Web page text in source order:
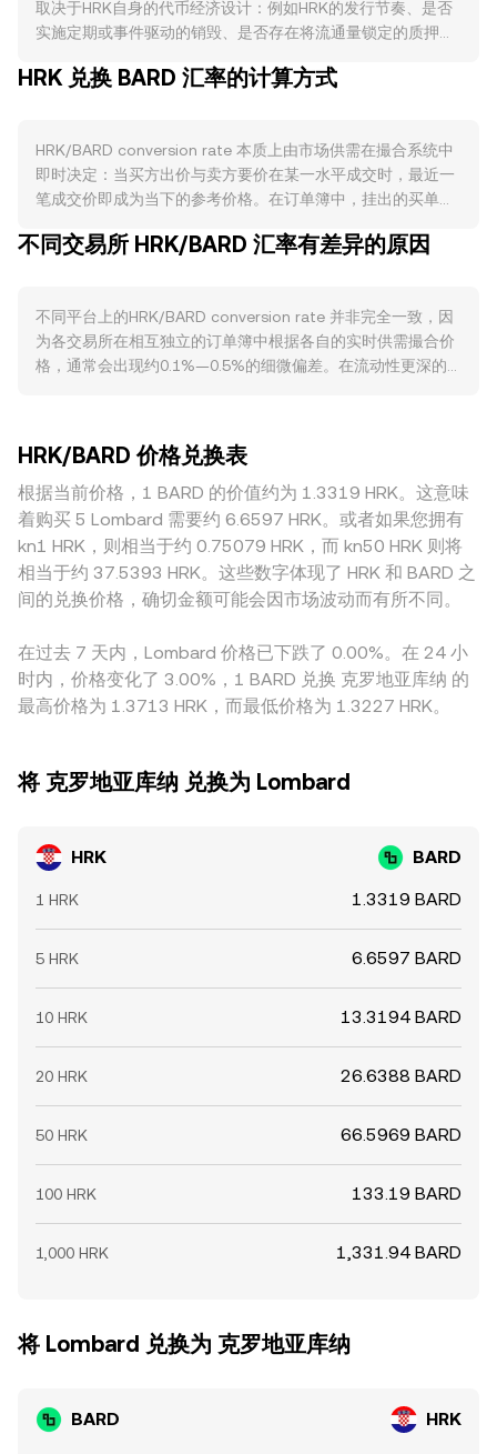
取决于HRK自身的代币经济设计：例如HRK的发行节奏、是否
实施定期或事件驱动的销毁、是否存在将流通量锁定的质押机
给，从而影响相对价格。需求端则与HRK生态的实际使用紧密
HRK的需求。宏观方面，整体加密市场的风险偏好、比特币走
势对风向的牵引、以及BARD自身的强弱都会在短期内放大波
动，促使HRK/BARD出现顺周期或逆周期的变动。与合规相关
智能合约审计与升级、以及重要司法辖区对其交易与托管的监
定价、以及链上或场内“巨鲸”地址的大额调仓与跨平台转移，
都会在短周期内为HRK/BARD conversion rate 带来额外波
动。
HRK 兑换 BARD 汇率的计算方式
HRK/BARD conversion rate 本质上由市场供需在撮合系统中
即时决定：当买方出价与卖方要价在某一水平成交时，最近一
笔成交价即成为当下的参考价格。在订单簿中，挂出的买单构
价与最优卖价的均值可视为“中间价”，常被用作参考。在多平
Volume_i，即成交量越大的平台对综合价格影响越大。进行换
算时，简单的算术关系为：BARD Value = HRK Amount ×
rate，或 HRK Amount = BARD Value / rate，其中的 rate 指
定乘积模型 x × y = k，其中x、y分别代表池中HRK与BARD储
备量，价格可近似表示为 y/x；当有人用BARD换入HRK或相
反，池中储备发生变化，曲线自动给出新的边际价格，与订单
簿形成互补的价格发现机制。
不同交易所 HRK/BARD 汇率有差异的原因
不同平台上的HRK/BARD conversion rate 并非完全一致，因
为各交易所在相互独立的订单簿中根据各自的实时供需撮合价
格，通常会出现约0.1%—0.5%的细微偏差。在流动性更深的
能带来溢价或折价，例如某些司法辖区对HRK的合规接入、托
管与入金渠道的限制，会影响本地可获得的流动性与报价。此
外，许多平台的基础报价路径会先经过USDT，再折算为
HRK/BARD，这意味着USDT相对法币的轻微溢折价或资金利
差，会通过定价链条传导到最终的HRK/BARD报价。跨平台套
利对价格有稳定作用：当某处价格偏高或偏低时，套利者买低
卖高以收敛差价，但受限于转账确认时间、费用、风控限额与
HRK/BARD 价格兑换表
根据当前价格，1 BARD 的价值约为 1.3319 HRK。这意味
着购买 5 Lombard 需要约 6.6597 HRK。或者如果您拥有
kn1 HRK，则相当于约 0.75079 HRK，而 kn50 HRK 则将
相当于约 37.5393 HRK。这些数字体现了 HRK 和 BARD 之
间的兑换价格，确切金额可能会因市场波动而有所不同。
在过去 7 天内，Lombard 价格已下跌了 0.00%。在 24 小
时内，价格变化了 3.00%，1 BARD 兑换 克罗地亚库纳 的
最高价格为 1.3713 HRK，而最低价格为 1.3227 HRK。
将 克罗地亚库纳 兑换为 Lombard
HRK BARD
1 HRK 1.3319 BARD
5 HRK 6.6597 BARD
10 HRK 13.3194 BARD
20 HRK 26.6388 BARD
50 HRK 66.5969 BARD
100 HRK 133.19 BARD
1,000 HRK 1,331.94 BARD
将 Lombard 兑换为 克罗地亚库纳
BARD HRK